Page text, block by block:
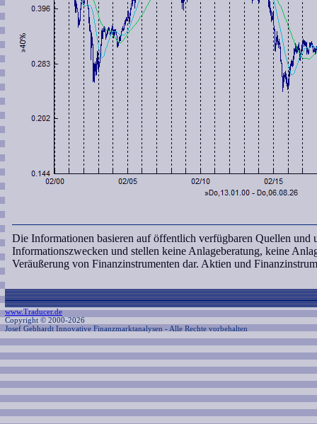
Die Informationen basieren auf öffentlich verfügbaren Quellen und
Informationszwecken und stellen keine Anlageberatung, keine
Veräußerung von Finanzinstrumenten dar. Aktien und
www.Traducer.de
Copyright © 2000-2026
Josef Gebhardt Innovative Finanzmarktanalysen - Alle Rechte vorbehalten